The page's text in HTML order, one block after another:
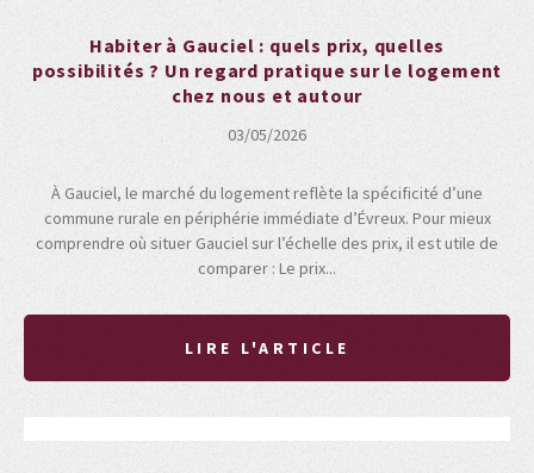
Habiter à Gauciel : quels prix, quelles
possibilités ? Un regard pratique sur le logement
chez nous et autour
03/05/2026
À Gauciel, le marché du logement reflète la spécificité d’une
commune rurale en périphérie immédiate d’Évreux. Pour mieux
comprendre où situer Gauciel sur l’échelle des prix, il est utile de
comparer : Le prix...
LIRE L'ARTICLE